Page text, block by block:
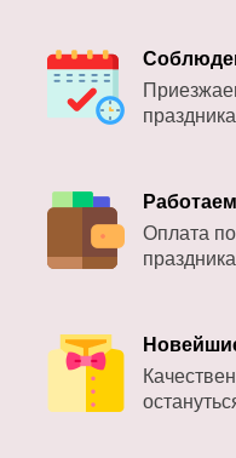
праздника
Оплата
праздника